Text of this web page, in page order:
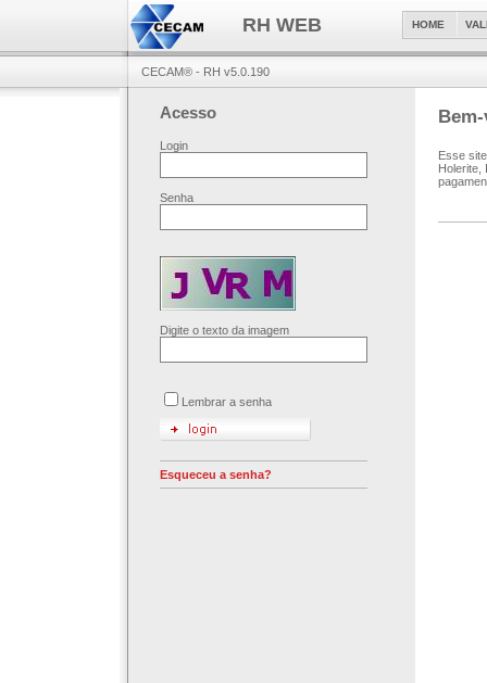
HOME
RH WEB
CECAM® - RH v5.0.190
Acesso
Login
Senha
Digite o texto da imagem
Lembrar a senha
Esqueceu a senha?
Esse
Holerite,